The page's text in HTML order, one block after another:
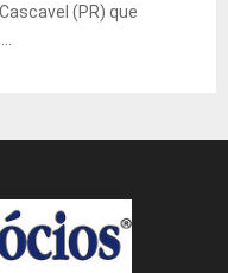
(PR) que